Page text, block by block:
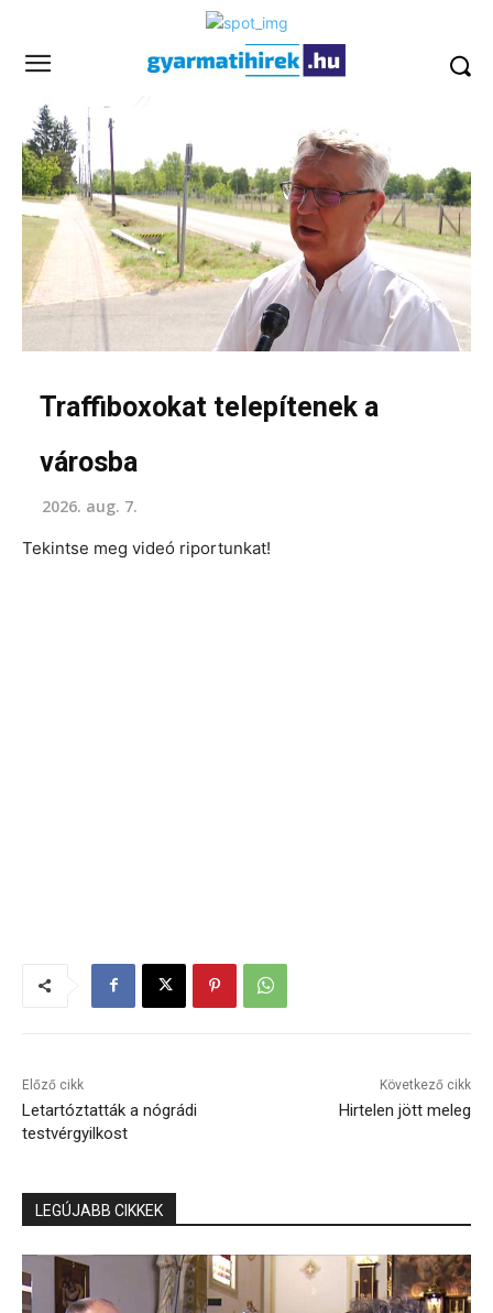
Traffiboxokat telepítenek a
városba
2026. aug. 7.
Tekintse meg videó riportunkat!
Előző cikk
Letartóztatták a nógrádi
testvérgyilkost
Következő cikk
Hirtelen jött meleg
LEGÚJABB CIKKEK